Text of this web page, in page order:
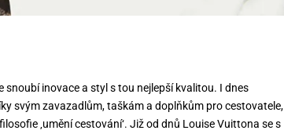
inovace a styl s tou nejlepší kvalitou. I dnes
svým zavazadlům, taškám a doplňkům pro cestovatele,
‚umění cestování‘. Již od dnů Louise Vuittona se s